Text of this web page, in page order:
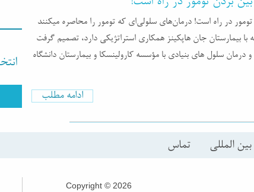
در راه است! درمان‌های سلولی‌ای که تومور را محاصره میکنند
با بیمارستان جان هاپکینز همکاری استراتژیکی دارد، تصمیم گرفت
سلول های بنیادی با مؤسسه کارولینسکا و بیمارستان دانشگاه
ادامه مطلب
بین المللی تماس
Copyright © 2026